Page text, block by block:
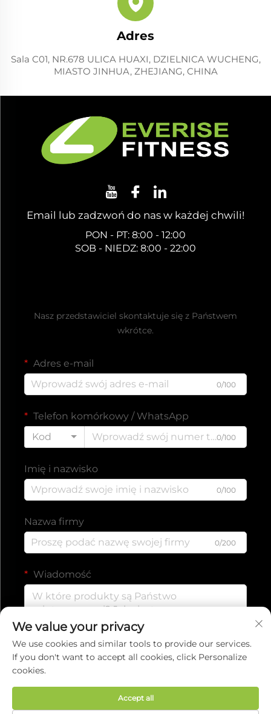
Adres
Sala C01, NR.678 ULICA HUAXI, DZIELNICA WUCHENG,
MIASTO JINHUA, ZHEJIANG, CHINA
Email lub zadzwoń do nas w każdej chwili!
PON - PT: 8:00 - 12:00
SOB - NIEDZ: 8:00 - 22:00
Nasz przedstawiciel skontaktuje się z Państwem
wkrótce.
Adres e-mail
0/100
Telefon komórkowy / WhatsApp
Kod
0/100
Imię i nazwisko
0/100
Nazwa firmy
0/200
Wiadomość
We value your privacy
We use cookies and similar tools to provide our services.
If you don't want to accept all cookies, click Personalize
cookies.
Accept all